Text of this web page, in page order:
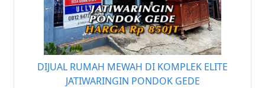
DIJUAL RUMAH MEWAH DI KOMPLEK ELITE
JATIWARINGIN PONDOK GEDE